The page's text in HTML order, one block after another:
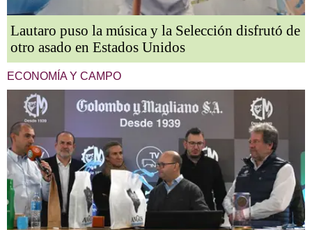
Lautaro puso la música y la Selección disfrutó de
otro asado en Estados Unidos
ECONOMÍA Y CAMPO